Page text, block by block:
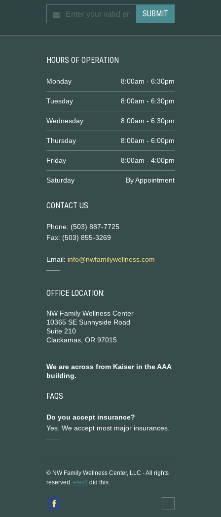
HOURS OF OPERATION
Monday 8:00am - 6:30pm
Tuesday 8:00am - 6:30pm
Wednesday 8:00am - 6:30pm
Thursday 8:00am - 6:00pm
Friday 8:00am - 4:00pm
Saturday By Appointment
CONTACT US
Phone: (503) 887-7725
Fax: (503) 855-3269
Email: info@nwfamilywellness.com
OFFICE LOCATION:
NW Family Wellness Center
10365 SE Sunnyside Road
Suite 210
Clackamas, OR 97015
We are across from Kaiser in the AAA
building.
FAQS
Do you accept insurance?
Yes. We accept most major insurances.
© NW Family Wellness Center, LLC - All rights
reserved. elev8 did this.